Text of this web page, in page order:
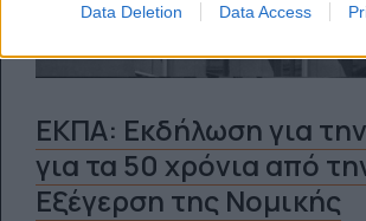
Data Deletion Data Access
ΕΚΠΑ: Εκδήλωση για
για τα 50 χρόνια από
Εξέγερση της Νομικής